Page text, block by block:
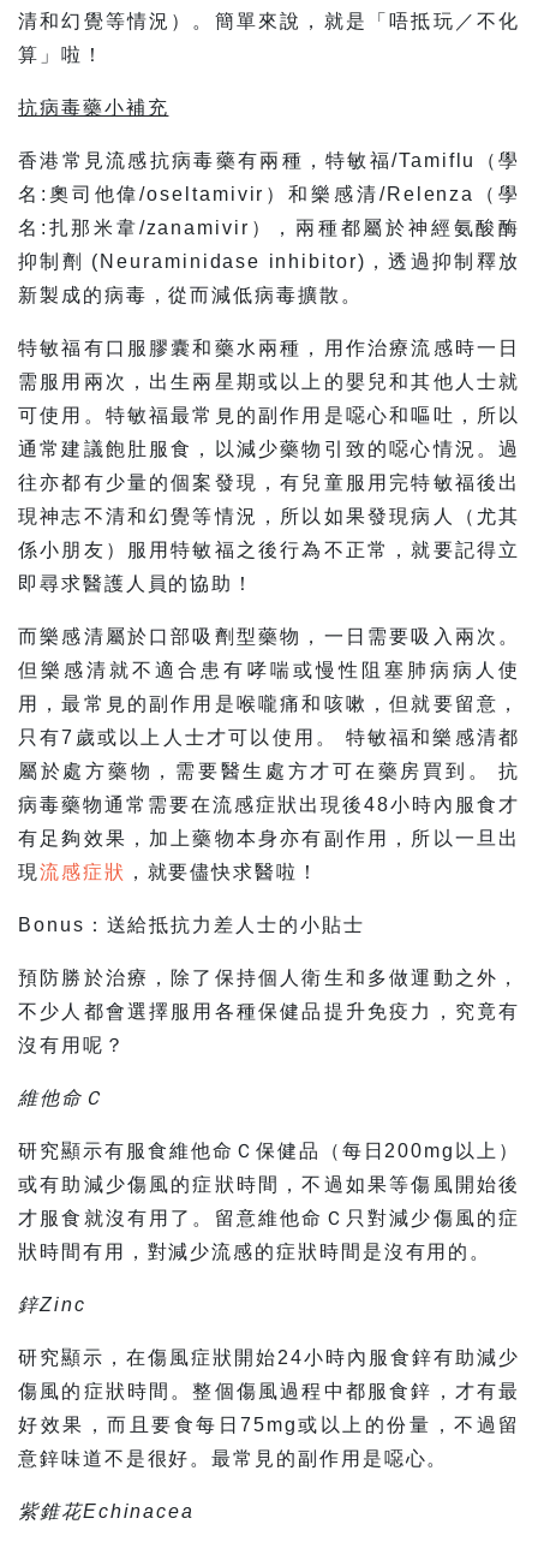
清和幻覺等情況）。簡單來說，就是「唔抵玩／不化
算」啦！
抗病毒藥小補充
香港常見流感抗病毒藥有兩種，特敏福/Tamiflu（學
名:奧司他偉/oseltamivir）和樂感清/Relenza（學
名:扎那米韋/zanamivir），兩種都屬於神經氨酸酶
抑制劑 (Neuraminidase inhibitor)，透過抑制釋放
新製成的病毒，從而減低病毒擴散。
特敏福有口服膠囊和藥水兩種，用作治療流感時一日
需服用兩次，出生兩星期或以上的嬰兒和其他人士就
可使用。特敏福最常見的副作用是噁心和嘔吐，所以
通常建議飽肚服食，以減少藥物引致的噁心情況。過
往亦都有少量的個案發現，有兒童服用完特敏福後出
現神志不清和幻覺等情況，所以如果發現病人（尤其
係小朋友）服用特敏福之後行為不正常，就要記得立
即尋求醫護人員的協助！
而樂感清屬於口部吸劑型藥物，一日需要吸入兩次。
但樂感清就不適合患有哮喘或慢性阻塞肺病病人使
用，最常見的副作用是喉嚨痛和咳嗽，但就要留意，
只有7歲或以上人士才可以使用。 特敏福和樂感清都
屬於處方藥物，需要醫生處方才可在藥房買到。 抗
病毒藥物通常需要在流感症狀出現後48小時內服食才
有足夠效果，加上藥物本身亦有副作用，所以一旦出
現 流感症狀 ，就要儘快求醫啦！
Bonus：送給抵抗力差人士的小貼士
預防勝於治療，除了保持個人衛生和多做運動之外，
不少人都會選擇服用各種保健品提升免疫力，究竟有
沒有用呢？
維他命Ｃ
研究顯示有服食維他命Ｃ保健品（每日200mg以上）
或有助減少傷風的症狀時間，不過如果等傷風開始後
才服食就沒有用了。留意維他命Ｃ只對減少傷風的症
狀時間有用，對減少流感的症狀時間是沒有用的。
鋅Zinc
研究顯示，在傷風症狀開始24小時內服食鋅有助減少
傷風的症狀時間。整個傷風過程中都服食鋅，才有最
好效果，而且要食每日75mg或以上的份量，不過留
意鋅味道不是很好。最常見的副作用是噁心。
紫錐花Echinacea